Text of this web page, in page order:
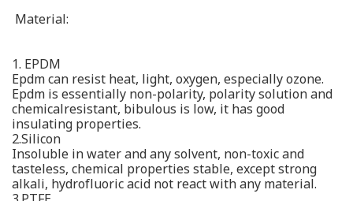
Material:
1. EPDM
Epdm can resist heat, light, oxygen, especially ozone.
Epdm is essentially non-polarity, polarity solution and
chemicalresistant, bibulous is low, it has good
insulating properties.
2.Silicon
Insoluble in water and any solvent, non-toxic and
tasteless, chemical properties stable, except strong
alkali, hydrofluoric acid not react with any material.